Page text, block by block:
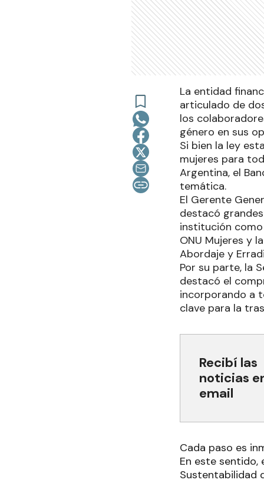
La entidad
articulado de
los
género en sus
Si bien la ley
mujeres para
Argentina, el
temática.
El Gerente
destacó
institución como
ONU Mujeres y
Abordaje y
Por su parte, la
destacó el
incorporando a
clave para la
Recibí las
noticias
email
Cada paso es
En este
Sustentabilidad